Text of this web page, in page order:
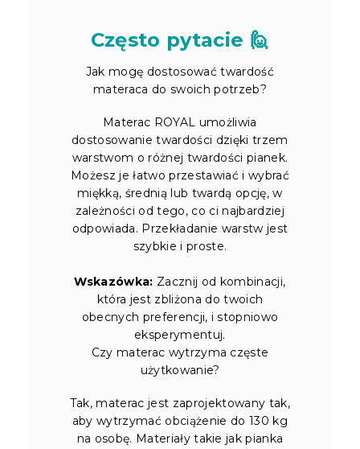
Często pytacie 🙋
Jak mogę dostosować twardość
materaca do swoich potrzeb?
Materac ROYAL umożliwia
dostosowanie twardości dzięki trzem
warstwom o różnej twardości pianek.
Możesz je łatwo przestawiać i wybrać
miękką, średnią lub twardą opcję, w
zależności od tego, co ci najbardziej
odpowiada. Przekładanie warstw jest
szybkie i proste.
Wskazówka: Zacznij od kombinacji,
która jest zbliżona do twoich
obecnych preferencji, i stopniowo
eksperymentuj.
Czy materac wytrzyma częste
użytkowanie?
Tak, materac jest zaprojektowany tak,
aby wytrzymać obciążenie do 130 kg
na osobę. Materiały takie jak pianka